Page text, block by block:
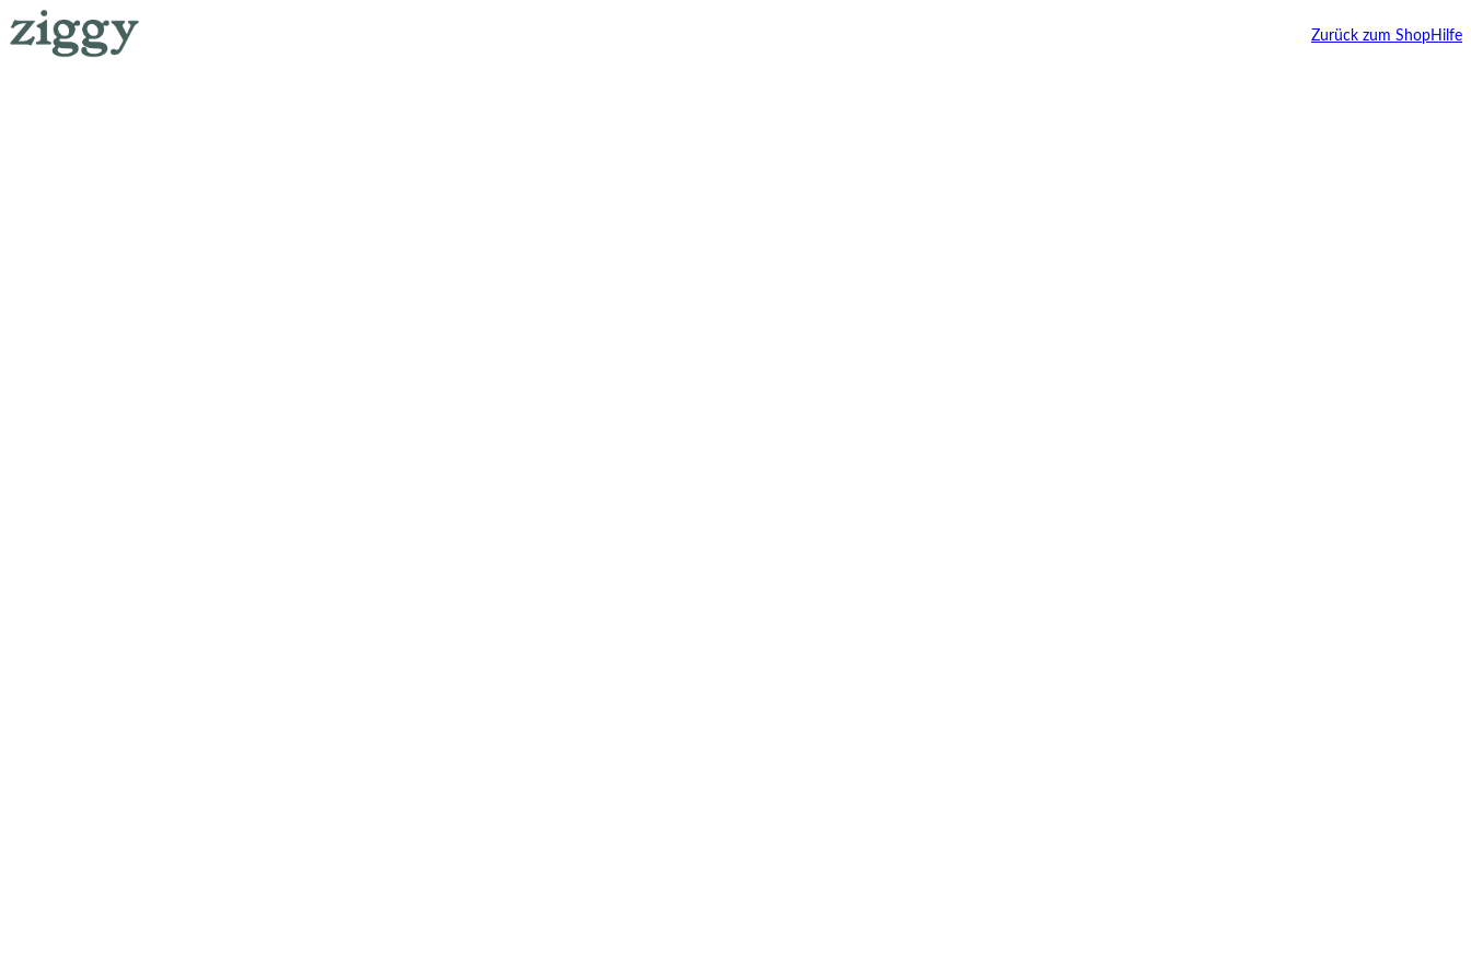
Zurück zum ShopHilfe